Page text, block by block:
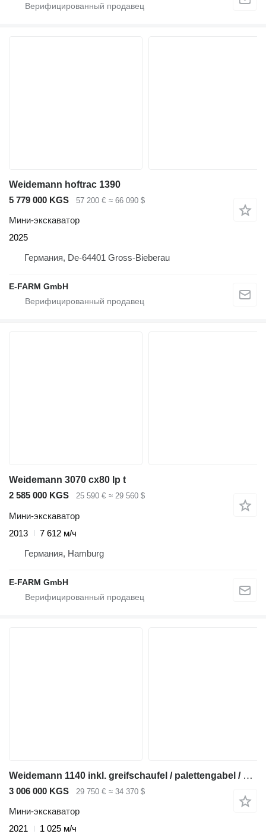
Weidemann hoftrac 1390
5 779 000 KGS
57 200 € ≈ 66 090 $
Мини-экскаватор
2025
Германия, De-64401 Gross-Bieberau
E-FARM GmbH
Weidemann 3070 cx80 lp t
2 585 000 KGS
25 590 € ≈ 29 560 $
Мини-экскаватор
2013
7 612 м/ч
Германия, Hamburg
E-FARM GmbH
Weidemann 1140 inkl. greifschaufel / palettengabel / schaufel
3 006 000 KGS 29 750 € ≈ 34 370 $
Мини-экскаватор
2021
1 025 м/ч